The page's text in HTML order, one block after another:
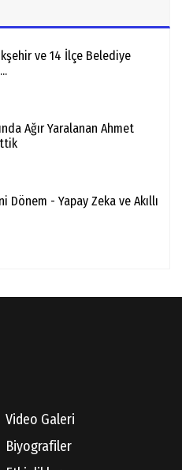
ve 14 İlçe Belediye
Ağır Yaralanan Ahmet
Dönem - Yapay Zeka ve Akıllı
Video Galeri
Biyografiler